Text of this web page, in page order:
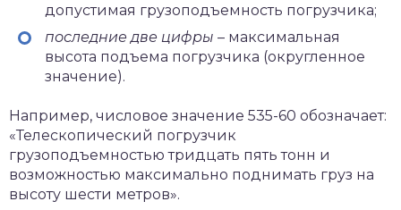
допустимая грузоподъемность погрузчика;
последние две цифры – максимальная
высота подъема погрузчика (округленное
значение).
Например, числовое значение 535-60 обозначает:
«Телескопический погрузчик
грузоподъемностью тридцать пять тонн и
возможностью максимально поднимать груз на
высоту шести метров».